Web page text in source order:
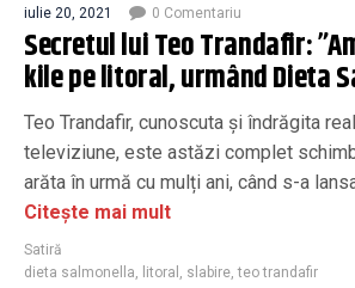
iulie 20, 2021 0 Comentariu
Secretul lui Teo Trandafir:
kile pe litoral, urmând Dieta
Teo Trandafir, cunoscuta și îndrăgita
televiziune, este astăzi complet
arăta în urmă cu mulți ani, când s-a
Citește mai mult
Satiră
dieta salmonella, litoral , slabire,teo trandafir